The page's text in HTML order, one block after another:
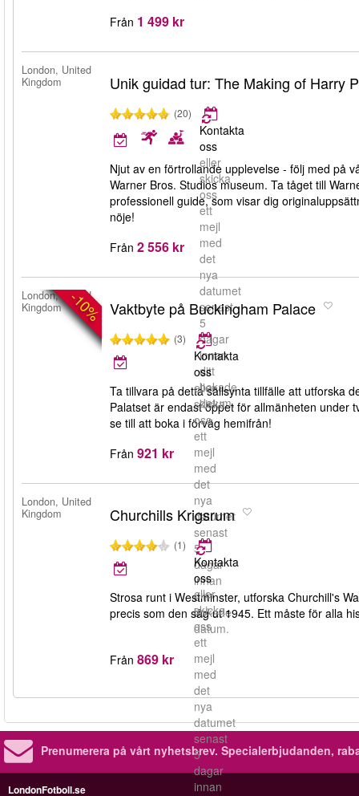
Från 1 499 kr
London, United
Kingdom
Unik guidad tur: The Making of Harry
(20)
Kontakta
oss
eller
skicka
oss
ett
mejl
med
det
nya
datumet
senast
5
dagar
innan
ditt
bokade
datum.
Njut av en förtrollande upplevelse - följ med på
Warner Bros. Studios museum. Ta tåget till
professionell guide, som visar dig
nöje!
Från 2 556 kr
-10%
London, United
Kingdom
Vaktbyte på Buckingham Palace
(3)
Kontakta
oss
eller
skicka
oss
ett
mejl
med
det
nya
datumet
senast
5
dagar
innan
ditt
bokade
datum.
Ta tillvara på detta sällsynta tillfälle att utforska
Palatset är endast öppet för allmänheten under
se till att boka i förväg hemifrån!
Från 921 kr
London, United
Kingdom
Churchills Krigsrum
(1)
Kontakta
oss
eller
skicka
oss
ett
mejl
med
det
nya
datumet
senast
5
dagar
innan
Strosa runt i Westminster, utforska Churchill's
precis som den såg ut 1945. Ett måste för alla
Från 869 kr
Prenumerera på vårt nyhetsbrev. Specialerbjudanden,
LondonFotboll.se